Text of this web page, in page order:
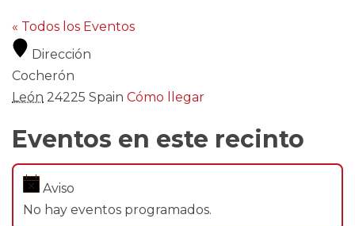
« Todos los Eventos
Dirección
Cocherón
León 24225 Spain Cómo llegar
Eventos en este recinto
Aviso
No hay eventos programados.